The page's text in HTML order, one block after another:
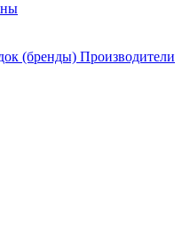
Производители